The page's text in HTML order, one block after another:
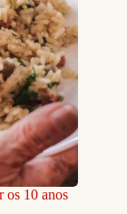
os 10 anos